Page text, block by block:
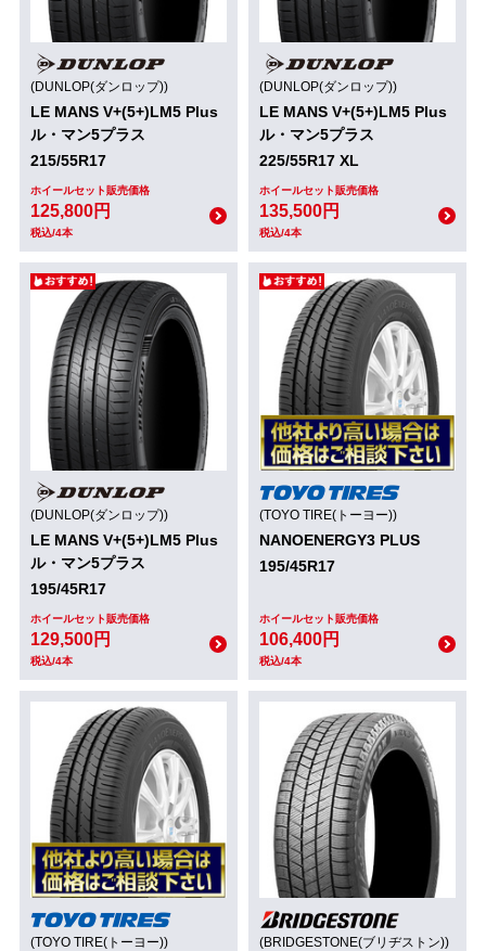
(DUNLOP(ダンロップ))
LE MANS V+(5+)LM5 Plus
ル・マン5プラス
215/55R17
ホイールセット販売価格
125,800円
税込/4本
(DUNLOP(ダンロップ))
LE MANS V+(5+)LM5 Plus
ル・マン5プラス
225/55R17 XL
ホイールセット販売価格
135,500円
税込/4本
(DUNLOP(ダンロップ))
LE MANS V+(5+)LM5 Plus
ル・マン5プラス
195/45R17
ホイールセット販売価格
129,500円
税込/4本
(TOYO TIRE(トーヨー))
NANOENERGY3 PLUS
195/45R17
ホイールセット販売価格
106,400円
税込/4本
(TOYO TIRE(トーヨー)) (BRIDGESTONE(ブリヂストン))